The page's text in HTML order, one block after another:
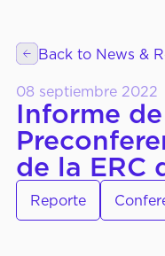
QUÉ
Back to News &
08 septiembre 2022
Informe
de la ERC
Reporte